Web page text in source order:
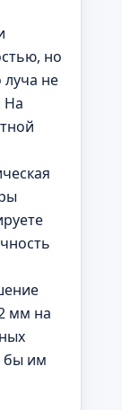
но
луча не
На
мм на
бы им